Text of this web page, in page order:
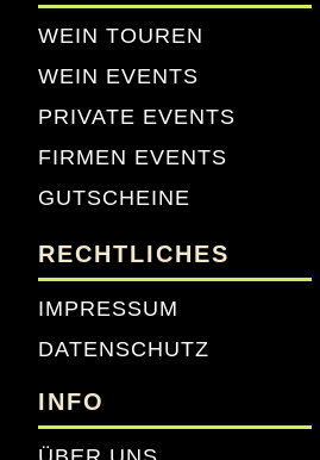
WEIN TOUREN
WEIN EVENTS
PRIVATE EVENTS
FIRMEN EVENTS
GUTSCHEINE
RECHTLICHES
IMPRESSUM
DATENSCHUTZ
INFO